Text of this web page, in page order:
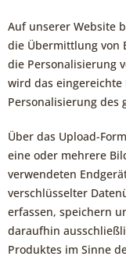
Auf unserer Website
die Übermittlung von
die Personalisierung
wird das
Personalisierung des
Über das Upload-
eine oder mehrere
verwendeten
verschlüsselter
erfassen, speichern
daraufhin
Produktes im Sinne